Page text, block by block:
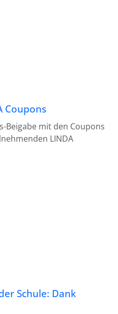
Coupons
Beigabe mit den Coupons
LINDA
Schule: Dank